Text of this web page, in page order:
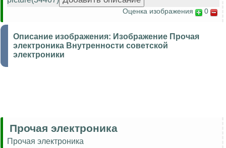
Оценка изображения 0
Описание изображения: Изображение Прочая
электроника Внутренности советской
электроники
Прочая электроника
Прочая электроника